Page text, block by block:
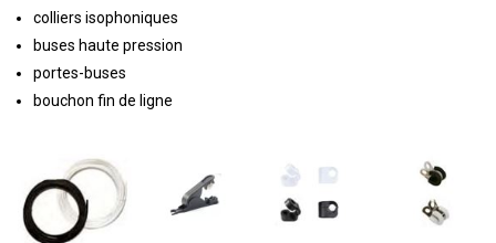
colliers isophoniques
buses haute pression
portes-buses
bouchon fin de ligne